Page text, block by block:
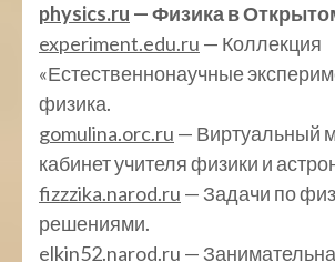
physics.ru — Физика в
experiment.edu.ru — Коллекция
«Естественнонаучные
физика.
gomulina.orc.ru — Виртуальный
кабинет учителя физики и
fizzzika.narod.ru — Задачи по
решениями.
elkin52.narod.ru —